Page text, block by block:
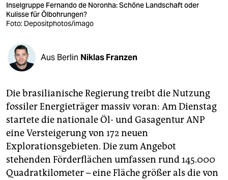
shop
fragen & hilfe
unterstützen
abo
genossenschaft
epaper login
Inselgruppe Fernando de Noronha: Schöne Landschaft oder
Kulisse für Öl­bohrungen?
Foto: Depositphotos/imago
Aus Berlin Niklas Franzen
Die brasilianische Regierung treibt die Nutzung
fossiler Energieträger massiv voran: Am Dienstag
startete die nationale Öl- und Gasagentur ANP
eine Versteigerung von 172 neuen
Explorationsgebieten. Die zum Angebot
stehenden Förderflächen umfassen rund 145.000
Qua­dratkilometer – eine Fläche größer als die von